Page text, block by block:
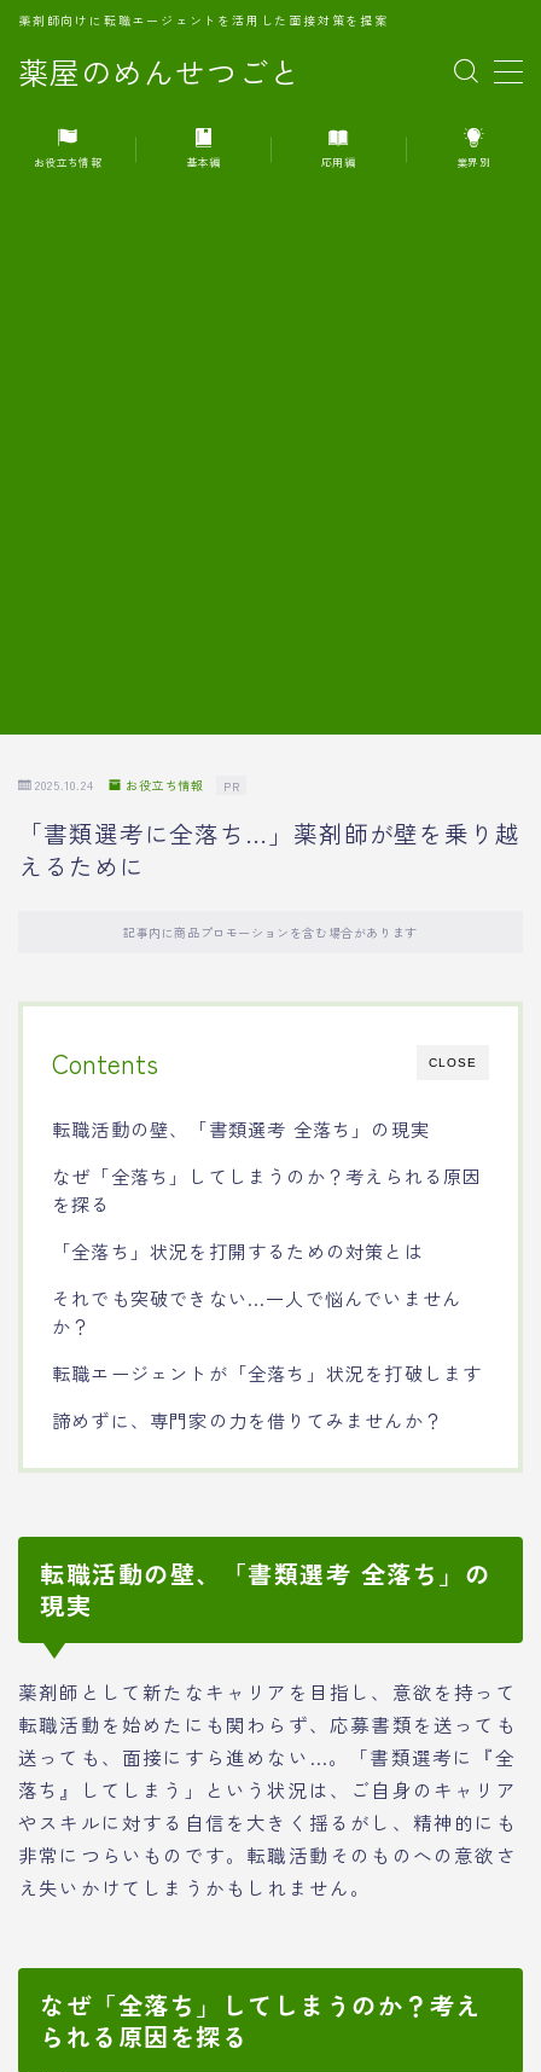
薬屋のめんせつごと
薬剤師向けに転職エージェントを活用した面接対策を提案
MENU
1.転職エージェントとは何か？
お役立ち情報 基本編 応用編 業界別
2025.10.24 お役立ち情報 PR
「書類選考に全落ち…」薬剤師が壁を乗り越
えるために
記事内に商品プロモーションを含む場合があります
CLOSE
Contents
転職活動の壁、「書類選考 全落ち」の現実
なぜ「全落ち」してしまうのか？考えられる原因
を探る
「全落ち」状況を打開するための対策とは
それでも突破できない…一人で悩んでいません
か？
転職エージェントが「全落ち」状況を打破します
諦めずに、専門家の力を借りてみませんか？
転職活動の壁、「書類選考 全落ち」の
現実
薬剤師として新たなキャリアを目指し、意欲を持って
転職活動を始めたにも関わらず、応募書類を送っても
送っても、面接にすら進めない…。「書類選考に『全
落ち』してしまう」という状況は、ご自身のキャリア
やスキルに対する自信を大きく揺るがし、精神的にも
非常につらいものです。転職活動そのものへの意欲さ
え失いかけてしまうかもしれません。
なぜ「全落ち」してしまうのか？考え
られる原因を探る